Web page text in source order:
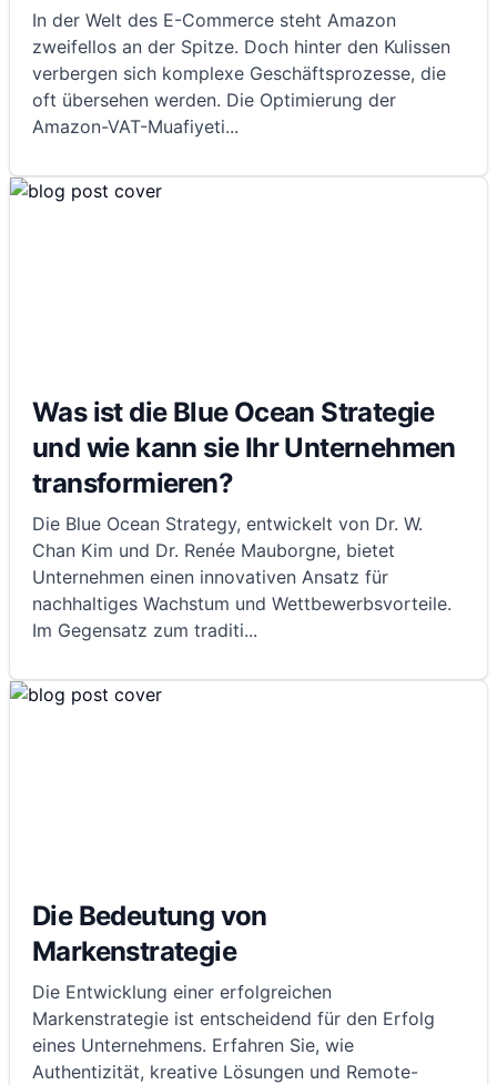
In der Welt des E-Commerce steht Amazon
zweifellos an der Spitze. Doch hinter den Kulissen
verbergen sich komplexe Geschäftsprozesse, die
oft übersehen werden. Die Optimierung der
Amazon-VAT-Muafiyeti...
Was ist die Blue Ocean Strategie
und wie kann sie Ihr Unternehmen
transformieren?
Die Blue Ocean Strategy, entwickelt von Dr. W.
Chan Kim und Dr. Renée Mauborgne, bietet
Unternehmen einen innovativen Ansatz für
nachhaltiges Wachstum und Wettbewerbsvorteile.
Im Gegensatz zum traditi...
Die Bedeutung von
Markenstrategie
Die Entwicklung einer erfolgreichen
Markenstrategie ist entscheidend für den Erfolg
eines Unternehmens. Erfahren Sie, wie
Authentizität, kreative Lösungen und Remote-